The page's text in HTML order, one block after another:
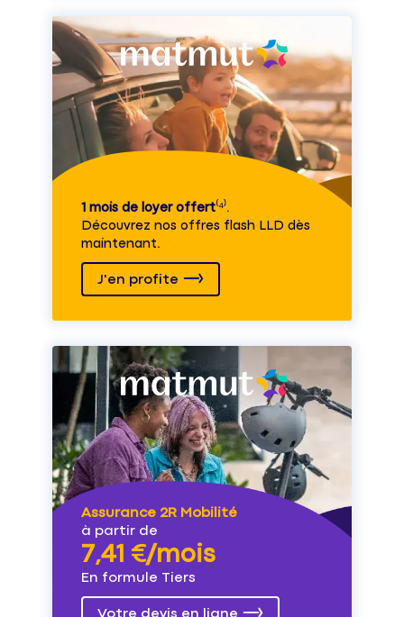
1 mois de loyer offert⁽⁴⁾.
Découvrez nos offres flash LLD dès
maintenant.
J'en profite
Assurance 2R Mobilité
à partir de
7,41 €/mois
En formule Tiers
Votre devis en ligne